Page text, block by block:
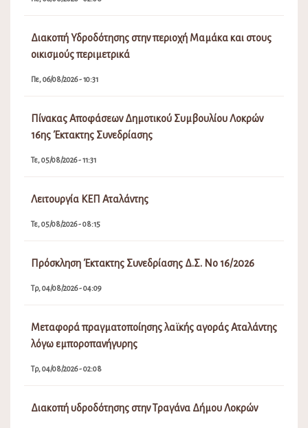
Διακοπή Υδροδότησης στην περιοχή Μαμάκα και στους
οικισμούς περιμετρικά
Πε, 06/08/2026 - 10:31
Πίνακας Αποφάσεων Δημοτικού Συμβουλίου Λοκρών
16ης Έκτακτης Συνεδρίασης
Τε, 05/08/2026 - 11:31
Λειτουργία ΚΕΠ Αταλάντης
Τε, 05/08/2026 - 08:15
Πρόσκληση Έκτακτης Συνεδρίασης Δ.Σ. Νο 16/2026
Τρ, 04/08/2026 - 04:09
Μεταφορά πραγματοποίησης λαϊκής αγοράς Αταλάντης
λόγω εμποροπανήγυρης
Τρ, 04/08/2026 - 02:08
Διακοπή υδροδότησης στην Τραγάνα Δήμου Λοκρών